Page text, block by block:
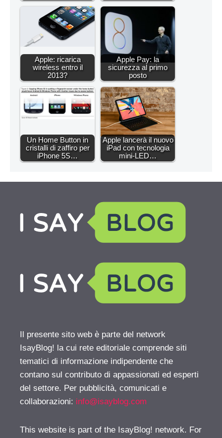
Apple: ricarica
wireless entro il
2013?
Apple Pay: la
sicurezza al primo
posto
Un Home Button in
cristalli di zaffiro per
iPhone 5S…
Apple lancerà il nuovo
iPad con tecnologia
mini-LED…
Il presente sito web è parte del network
IsayBlog! la cui rete editoriale comprende siti
tematici di informazione indipendente che
contano sul contributo di appassionati ed esperti
del settore. Per pubblicità, comunicati e
collaborazioni: info@isayblog.com
This website is part of the IsayBlog! network. For